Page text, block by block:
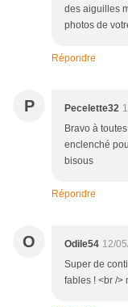
des aiguilles
photos de
Répondre
P Pecelette32
Bravo à
enclenché
bisous
Répondre
O Odile54 12/
Super de
fables ! <br />